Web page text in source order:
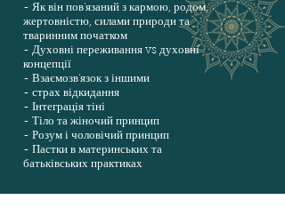
- Як він пов'язаний з кармою, родом,
жертовністю, силами природи та
тваринним початком
- Духовні переживання vs духовні
концепції
- Взаємозв'язок з іншими
- страх відкидання
- Інтеграція тіні
- Тіло та жіночий принцип
- Розум і чоловічий принцип
- Пастки в материнських та
батьківських практиках